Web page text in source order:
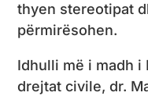
thyen stereotipat
përmirësohen.
Idhulli më i madh
drejtat civile, dr.